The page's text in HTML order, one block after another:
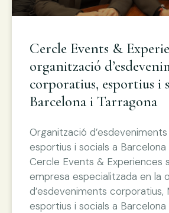
Cercle Events &
organització
corporatius, esportius i
Barcelona i Tarragona
Organització
esportius i socials a Barcelona
Cercle Events & Experiences
empresa especialitzada en la
d’esdeveniments corporatius,
esportius i socials a Barcelona